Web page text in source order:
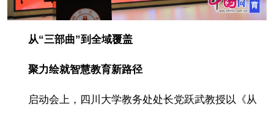
从“三部曲”到全域覆盖
聚力绘就智慧教育新路径
启动会上，四川大学教务处处长党跃武教授以《从